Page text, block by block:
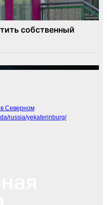
в Северном
russia/yekaterinburg/